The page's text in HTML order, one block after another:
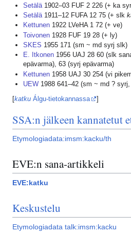
Setälä1902–03 FUF 2 226 (+ ka
Setälä1911–12 FUFA 12 75 (+ slk
Kettunen1922 LVeHA 1 72 (+ ve)
Toivonen1928 FUF 19 28 (+ ly)
SKES 1955 171 (sm ~ md syrj slk)
E. Itkonen1956 UAJ 28 60 (slk
epävarma), 63 (syrj epävarma)
Kettunen1958 UAJ 30 254 (vi
UEW1988 641–42 (sm ~ md ?
[katku Álgu-tietokannassa ]
SSA:n jälkeen kannatetut
Etymologiadata:imsm:kacku/th
EVE:n sana-artikkeli
EVE:katku
Keskustelu
Etymologiadata talk:imsm:kacku